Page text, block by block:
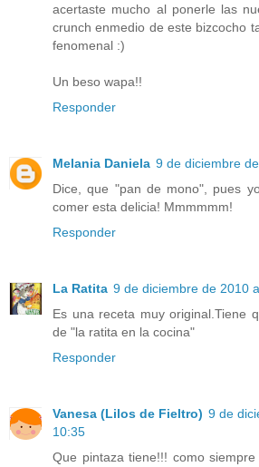
acertaste mucho al ponerle las
crunch enmedio de este bizcocho
fenomenal :)
Un beso wapa!!
Responder
Melania Daniela 9 de diciembre
Dice, que "pan de mono", pues
comer esta delicia! Mmmmmm!
Responder
La Ratita 9 de diciembre de 2010
Es una receta muy original.Tiene
de "la ratita en la cocina"
Responder
Vanesa (Lilos de Fieltro) 9 de
10:35
Que pintaza tiene!!! como